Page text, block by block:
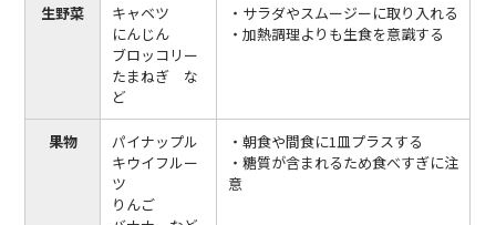
生野菜
キャベツ
にんじん
ブロッコリー
たまねぎ な
ど
・サラダやスムージーに取り入れる
・加熱調理よりも生食を意識する
果物
パイナップル
キウイフルー
ツ
りんご
・朝食や間食に1皿プラスする
・糖質が含まれるため食べすぎに注
意